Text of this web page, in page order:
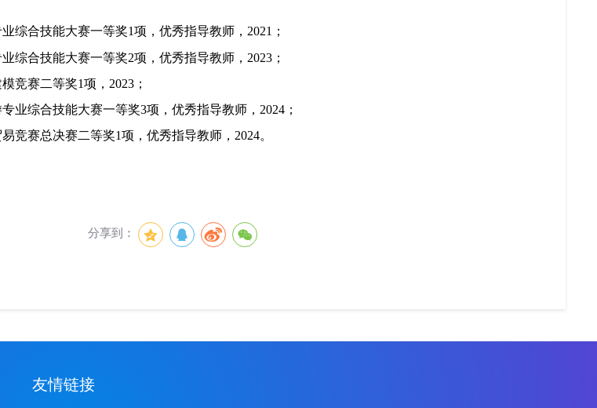
综合技能大赛一等奖1项，优秀指导教师，2021；
合技能大赛一等奖2项，优秀指导教师，2023；
竞赛二等奖1项，2023；
业综合技能大赛一等奖3项，优秀指导教师，2024；
赛总决赛二等奖1项，优秀指导教师，2024。
分享到：
友情链接